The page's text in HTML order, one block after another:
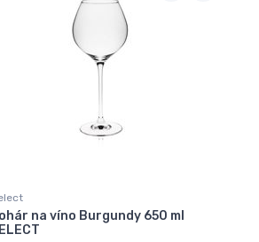
na víno Burgundy 650 ml